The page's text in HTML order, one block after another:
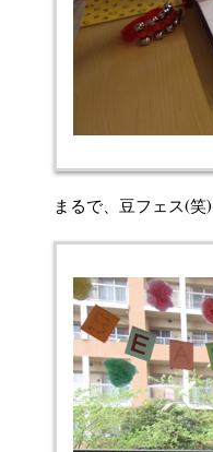
まるで、豆フェス(笑)